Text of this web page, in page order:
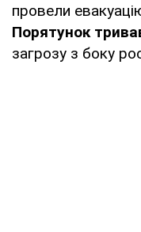
провели
Порятунок
загрозу з боку